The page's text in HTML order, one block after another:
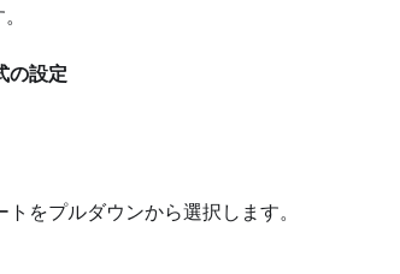
の設定
をプルダウンから選択します。